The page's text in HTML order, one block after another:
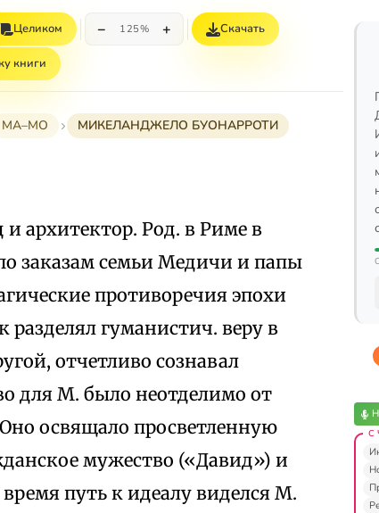
Целиком − 125% + Скачать
книги
МА–МО МИКЕЛАНДЖЕЛО БУОНАРРОТИ
и архитектор. Род. в Риме в
заказам семьи Медичи и папы
противоречия эпохи
гуманистич. веру в
отчетливо сознавал
для М. было неотделимо от
освящало просветленную
мужество («Давид») и
путь к идеалу виделся М.
С